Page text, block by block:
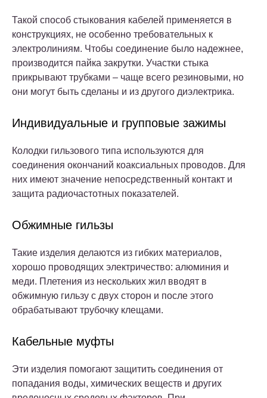
Такой способ стыкования кабелей применяется в
конструкциях, не особенно требовательных к
электролиниям. Чтобы соединение было надежнее,
производится пайка закрутки. Участки стыка
прикрывают трубками – чаще всего резиновыми, но
они могут быть сделаны и из другого диэлектрика.
Индивидуальные и групповые зажимы
Колодки гильзового типа используются для
соединения окончаний коаксиальных проводов. Для
них имеют значение непосредственный контакт и
защита радиочастотных показателей.
Обжимные гильзы
Такие изделия делаются из гибких материалов,
хорошо проводящих электричество: алюминия и
меди. Плетения из нескольких жил вводят в
обжимную гильзу с двух сторон и после этого
обрабатывают трубочку клещами.
Кабельные муфты
Эти изделия помогают защитить соединения от
попадания воды, химических веществ и других